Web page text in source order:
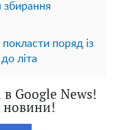
збирання
поряд із
літа
Google News!
новини!